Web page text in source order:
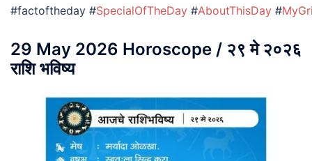
#factoftheday #SpecialOfTheDay #AboutThisDay #
29 May 2026 Horoscope / २९ मे २०२६
राशि भविष्य